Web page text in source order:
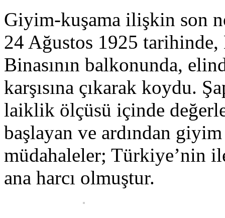
Giyim-kuşama ilişkin son
24 Ağustos 1925 tarihinde,
Binasının balkonunda,
karşısına çıkarak koydu.
laiklik ölçüsü içinde
başlayan ve ardından
müdahaleler; Türkiye’nin
ana harcı olmuştur.